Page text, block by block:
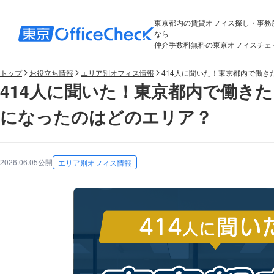
東京都内の賃貸オフィス探し・事務
なら
仲介手数料無料の東京オフィスチェ
トップ お役立ち情報 エリア別オフィス情報 414人に聞いた！東京都内で働き
414人に聞いた！東京都内で働き
になったのはどのエリア？
2026.06.05公開 エリア別オフィス情報